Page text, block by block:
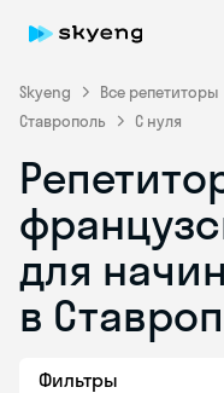
Skyeng Все репетиторы
Ставрополь
С нуля
для
в
Фильтры
Skyeng Chat